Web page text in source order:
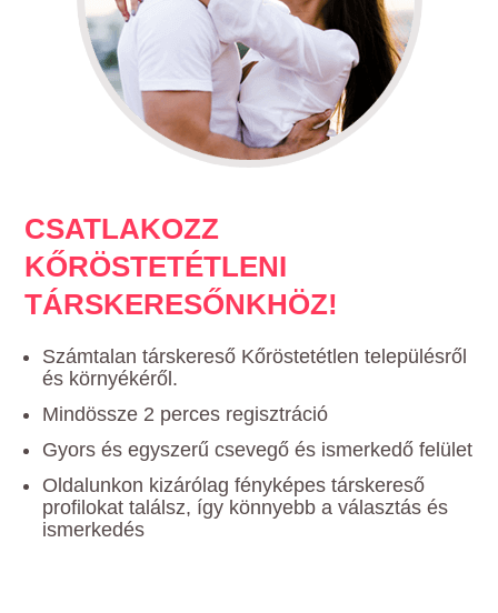
CSATLAKOZZ
KŐRÖSTETÉTLENI
TÁRSKERESŐNKHÖZ!
Számtalan társkereső Kőröstetétlen településről
és környékéről.
Mindössze 2 perces regisztráció
Gyors és egyszerű csevegő és ismerkedő felület
Oldalunkon kizárólag fényképes társkereső
profilokat találsz, így könnyebb a választás és
ismerkedés